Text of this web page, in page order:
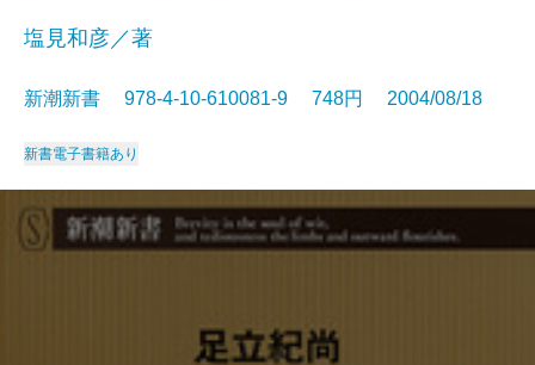
塩見和彦／著
新潮新書 978-4-10-610081-9 748円 2004/08/18
新書電子書籍あり